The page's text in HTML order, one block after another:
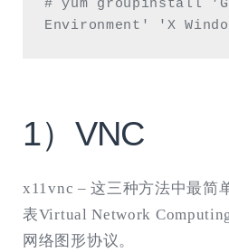
# yum groupinstall
Environment' 'X
1）VNC
x11vnc – 这三种方法中最简
表Virtual Network
网络图形协议。